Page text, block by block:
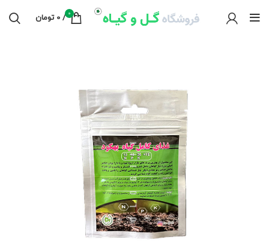
0
/
0 تومان